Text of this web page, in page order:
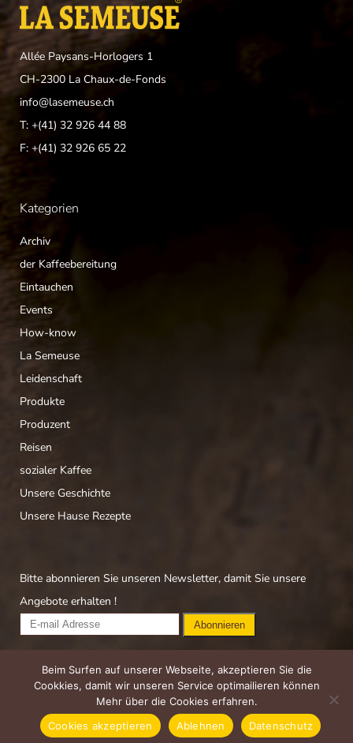
Allée Paysans-Horlogers 1
CH-2300 La Chaux-de-Fonds
info@lasemeuse.ch
T: +(41) 32 926 44 88
F: +(41) 32 926 65 22
Kategorien
Archiv
der Kaffeebereitung
Eintauchen
Events
How-know
La Semeuse
Leidenschaft
Produkte
Produzent
Reisen
sozialer Kaffee
Unsere Geschichte
Unsere Hause Rezepte
Bitte abonnieren Sie unseren Newsletter, damit Sie unsere
Angebote erhalten !
Online Shop
Datenschutz
Beim Surfen auf unserer Webseite, akzeptieren Sie die
Cookkies, damit wir unseren Service optimailieren können
Mehr über die Cookies erfahren.
Cookies akzeptieren
Ablehnen Datenschutz